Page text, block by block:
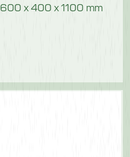
600 x 400 x 1100 mm